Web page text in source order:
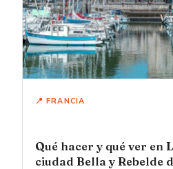
📍 FRANCIA
Qué hacer y qué ver en
ciudad Bella y Rebelde